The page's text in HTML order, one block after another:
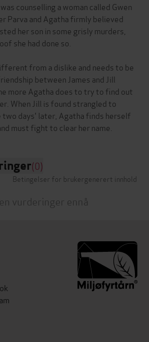
counselling a woman called Gwen
Parva and Agatha firmly believed
her son in some grisly murders,
she had done so.
from a dislike and needs to be
between James and Jill
more Agatha does to try to find out
When Jill is found strangled to
days' later, Agatha finds herself
(0)
Betingelser for brukergenerert innhold
vurderinger ennå